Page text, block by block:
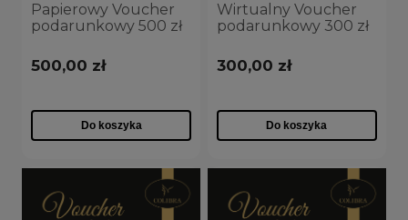
Papierowy Voucher
podarunkowy 500 zł
500,00 zł
Do koszyka
Wirtualny Voucher
podarunkowy 300 zł
300,00 zł
Do koszyka